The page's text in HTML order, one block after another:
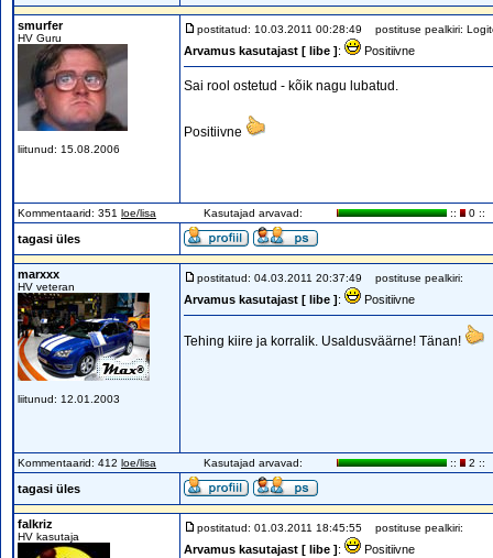
smurfer
HV Guru
liitunud: 15.08.2006
postitatud: 10.03.2011 00:28:49 postituse pealkiri:
Arvamus kasutajast [ libe ]: Positiivne
Sai rool ostetud - kõik nagu lubatud.
Positiivne
Kommentaarid: 351 loe/lisa Kasutajad arvavad: :: 0 ::
tagasi üles
marxxx
HV veteran
liitunud: 12.01.2003
postitatud: 04.03.2011 20:37:49 postituse pealkiri:
Arvamus kasutajast [ libe ]: Positiivne
Tehing kiire ja korralik. Usaldusväärne! Tänan!
Kommentaarid: 412 loe/lisa Kasutajad arvavad: :: 2 ::
tagasi üles
falkriz
HV kasutaja
postitatud: 01.03.2011 18:45:55 postituse pealkiri:
Arvamus kasutajast [ libe ]: Positiivne